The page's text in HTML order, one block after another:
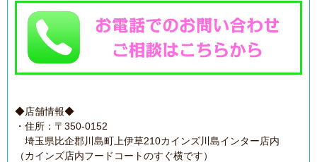
◆店舗情報◆
・住所：〒350-0152
埼玉県比企郡川島町上伊草210カインズ川島インター店内
（カインズ店内フードコートのすぐ横です）